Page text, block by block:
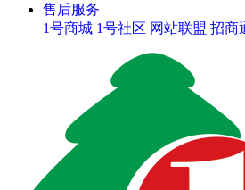
售后服务
1号商城 1号社区 网站联盟 招商